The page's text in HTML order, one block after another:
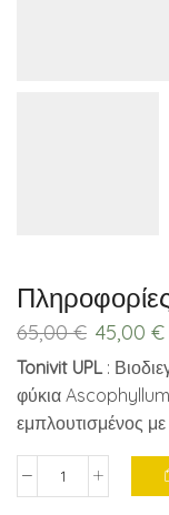
65,00€ Original
price
was:
65,00 €.
45,00 €
Tonivit UPL:
φύκια
εμπλουτισμένος
Tonivit